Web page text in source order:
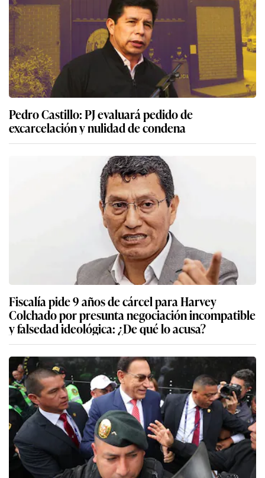
Pedro Castillo: PJ evaluará pedido de
excarcelación y nulidad de condena
Fiscalía pide 9 años de cárcel para Harvey
Colchado por presunta negociación incompatible
y falsedad ideológica: ¿De qué lo acusa?